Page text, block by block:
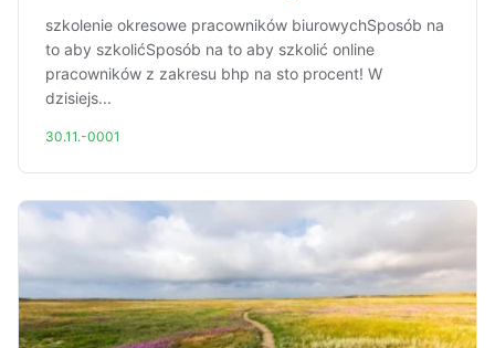
szkolenie okresowe pracowników biurowychSposób na
to aby szkolićSposób na to aby szkolić online
pracowników z zakresu bhp na sto procent! W
dzisiejs...
30.11.-0001